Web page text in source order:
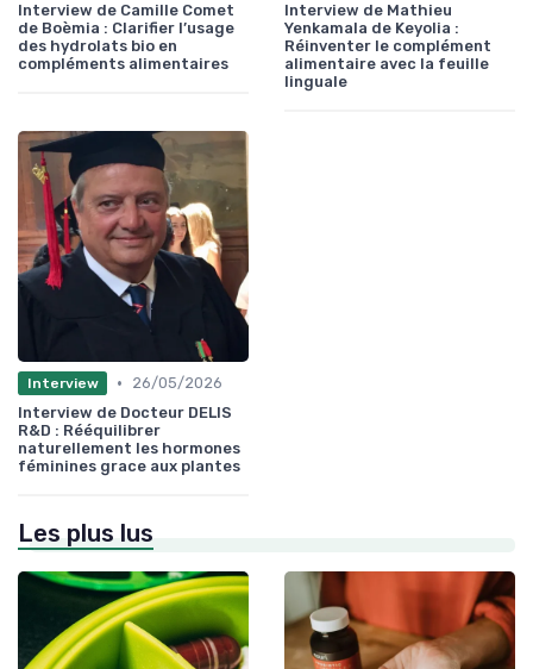
Interview de Camille Comet
de Boèmia : Clarifier l’usage
des hydrolats bio en
compléments alimentaires
Interview de Mathieu
Yenkamala de Keyolia :
Réinventer le complément
alimentaire avec la feuille
linguale
Interview •
26/05/2026
Interview de Docteur DELIS
R&D : Rééquilibrer
naturellement les hormones
féminines grace aux plantes
Les plus lus